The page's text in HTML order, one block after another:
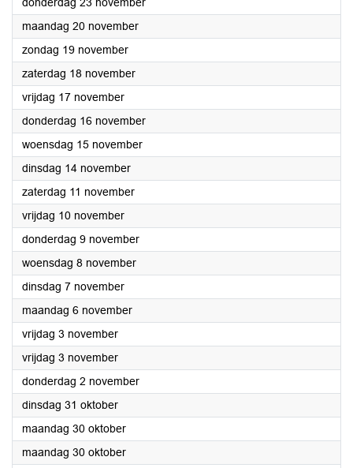
maandag 20 november2023
zondag 19 november2023
zaterdag 18 november2023
vrijdag 17 november2023
donderdag 16 november2023
woensdag 15 november2023
dinsdag 14 november2023
zaterdag 11 november2023
vrijdag 10 november2023
donderdag 9 november2023
woensdag 8 november2023
dinsdag 7 november2023
maandag 6 november2023
vrijdag 3 november2023
vrijdag 3 november2023
donderdag 2 november2023
dinsdag 31 oktober2023
maandag 30 oktober2023
maandag 30 oktober2023